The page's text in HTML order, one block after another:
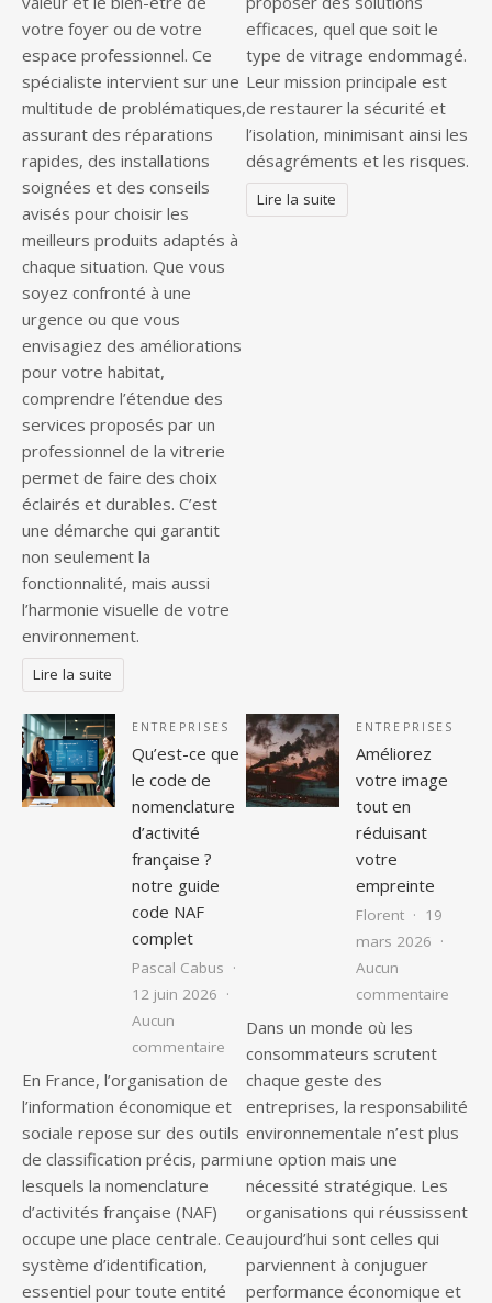
votre foyer ou de votre
espace professionnel. Ce
spécialiste intervient sur une
multitude de problématiques,
assurant des réparations
rapides, des installations
soignées et des conseils
avisés pour choisir les
meilleurs produits adaptés à
chaque situation. Que vous
soyez confronté à une
urgence ou que vous
envisagiez des améliorations
pour votre habitat,
comprendre l’étendue des
services proposés par un
professionnel de la vitrerie
permet de faire des choix
éclairés et durables. C’est
une démarche qui garantit
non seulement la
fonctionnalité, mais aussi
l’harmonie visuelle de votre
environnement.
Lire la suite
efficaces, quel que soit le
type de vitrage endommagé.
Leur mission principale est
de restaurer la sécurité et
l’isolation, minimisant ainsi les
désagréments et les risques.
Lire la suite
ENTREPRISES
Qu’est-ce que
le code de
nomenclature
d’activité
française ?
notre guide
code NAF
complet
Pascal Cabus
12 juin 2026
Aucun
commentaire sur Qu’est-ce que le code de
En France, l’organisation de
l’information économique et
sociale repose sur des outils
de classification précis, parmi
lesquels la nomenclature
d’activités française (NAF)
occupe une place centrale. Ce
système d’identification,
essentiel pour toute entité
ENTREPRISES
Améliorez
votre image
tout en
réduisant
votre
empreinte
Florent
19
mars 2026
Aucun
commentaire
Dans un monde où les
consommateurs scrutent
chaque geste des
entreprises, la responsabilité
environnementale n’est plus
une option mais une
nécessité stratégique. Les
organisations qui réussissent
aujourd’hui sont celles qui
parviennent à conjuguer
performance économique et